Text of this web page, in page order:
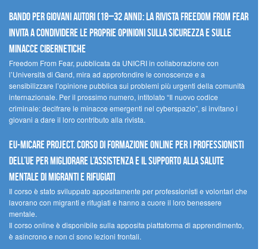
Bando per giovani autori (18–32 anni): la Rivista Freedom From Fear
invita a condividere le proprie opinioni sulla sicurezza e sulle
minacce cibernetiche
Freedom From Fear, pubblicata da UNICRI in collaborazione con
l’Università di Gand, mira ad approfondire le conoscenze e a
sensibilizzare l’opinione pubblica sui problemi più urgenti della comunità
internazionale. Per il prossimo numero, intitolato “Il nuovo codice
criminale: decifrare le minacce emergenti nel cyberspazio”, si invitano i
giovani a dare il loro contributo alla rivista.
EU-MiCare Project. Corso di formazione online per i professionisti
dell’UE per migliorare l’assistenza e il supporto alla salute
mentale di migranti e rifugiati
Il corso è stato sviluppato appositamente per professionisti e volontari che
lavorano con migranti e rifugiati e hanno a cuore il loro benessere
mentale.
Il corso online è disponibile sulla apposita piattaforma di apprendimento,
è asincrono e non ci sono lezioni frontali.